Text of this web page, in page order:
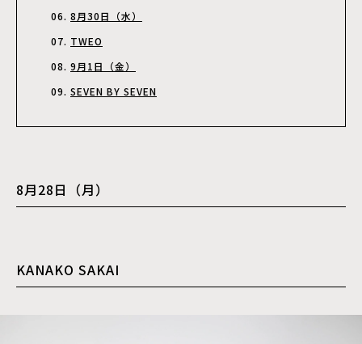
8月30日（水）
TWEO
9月1日（金）
SEVEN BY SEVEN
8月28日（月）
KANAKO SAKAI